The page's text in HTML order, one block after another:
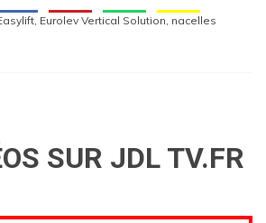
, Eurolev Vertical Solution, nacelles
SUR JDL TV.FR